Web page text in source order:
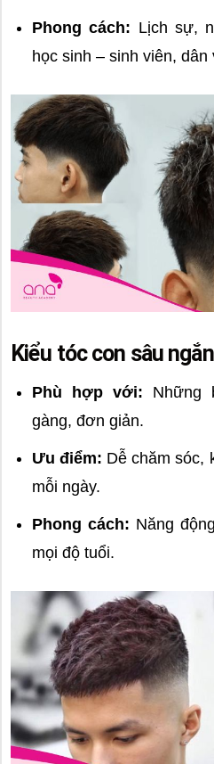
Phong cách: Lịch sự,
học sinh – sinh viên, dân
Kiểu tóc con sâu ngắn
Phù hợp với: Những
gàng, đơn giản.
Ưu điểm: Dễ chăm sóc,
mỗi ngày.
Phong cách: Năng
mọi độ tuổi.